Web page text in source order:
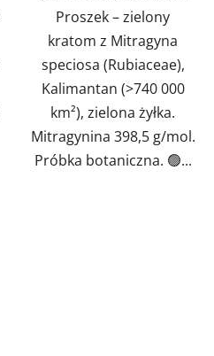
Proszek – zielony
kratom z Mitragyna
speciosa (Rubiaceae),
Kalimantan (>740 000
km²), zielona żyłka.
Mitragynina 398,5 g/mol.
Próbka botaniczna. 🟢...